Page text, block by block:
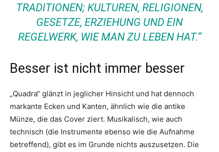
TRADITIONEN; KULTUREN, RELIGIONEN,
GESETZE, ERZIEHUNG UND EIN
REGELWERK, WIE MAN ZU LEBEN HAT.“
Besser ist nicht immer besser
„Quadra“ glänzt in jeglicher Hinsicht und hat dennoch
markante Ecken und Kanten, ähnlich wie die antike
Münze, die das Cover ziert. Musikalisch, wie auch
technisch (die Instrumente ebenso wie die Aufnahme
betreffend), gibt es im Grunde nichts auszusetzen. Die